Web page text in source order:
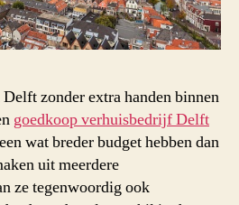
zonder extra handen binnen
goedkoop verhuisbedrijf Delft
wat breder budget hebben dan
uit meerdere
ze tegenwoordig ook